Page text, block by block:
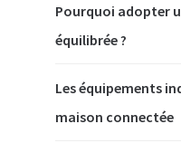
Pourquoi adopter
équilibrée ?
Les équipements
maison connectée